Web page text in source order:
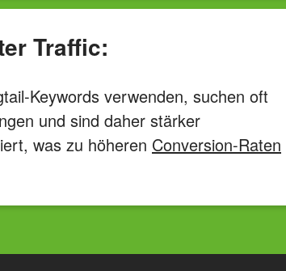
Traffic:
Keywords verwenden, suchen oft
und sind daher stärker
was zu höheren Conversion-Raten